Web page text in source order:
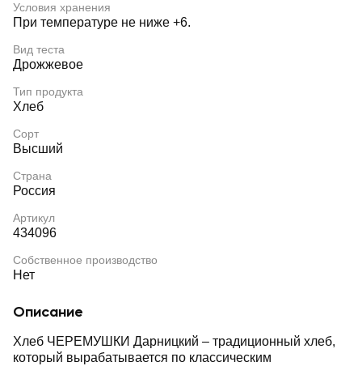
Условия хранения
При температуре не ниже +6.
Вид теста
Дрожжевое
Тип продукта
Хлеб
Сорт
Высший
Страна
Россия
Артикул
434096
Собственное производство
Нет
Описание
Хлеб ЧЕРЕМУШКИ Дарницкий – традиционный хлеб,
который вырабатывается по классическим